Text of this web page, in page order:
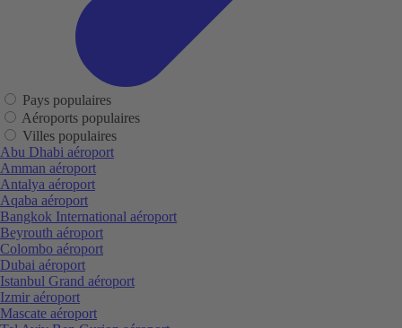
Pays populaires
Aéroports populaires
Villes populaires
Abu Dhabi aéroport
Amman aéroport
Antalya aéroport
Aqaba aéroport
Bangkok International aéroport
Beyrouth aéroport
Colombo aéroport
Dubai aéroport
Istanbul Grand aéroport
Izmir aéroport
Mascate aéroport